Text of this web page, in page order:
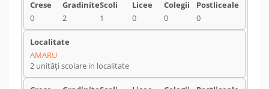
0 2 1 0 0 0
AMARU
2 unități scolare in localitate